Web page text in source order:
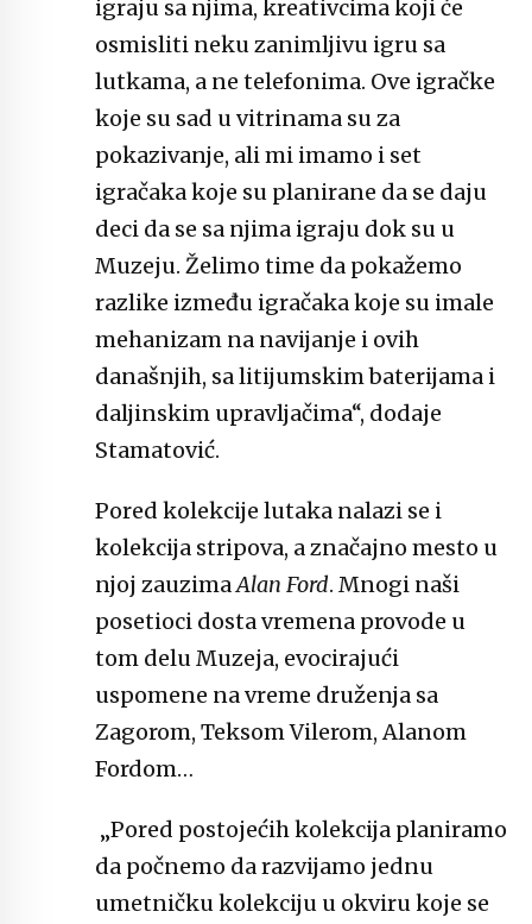
igraju sa njima, kreativcima koji će
osmisliti neku zanimljivu igru sa
lutkama, a ne telefonima. Ove igračke
koje su sad u vitrinama su za
pokazivanje, ali mi imamo i set
igračaka koje su planirane da se daju
deci da se sa njima igraju dok su u
Muzeju. Želimo time da pokažemo
razlike između igračaka koje su imale
mehanizam na navijanje i ovih
današnjih, sa litijumskim baterijama i
daljinskim upravljačima“, dodaje
Stamatović.
Pored kolekcije lutaka nalazi se i
kolekcija stripova, a značajno mesto u
njoj zauzimaAlan Ford. Mnogi naši
posetioci dosta vremena provode u
tom delu Muzeja, evocirajući
uspomene na vreme druženja sa
Zagorom, Teksom Vilerom, Alanom
Fordom…
„Pored postojećih kolekcija planiramo
da počnemo da razvijamo jednu
umetničku kolekciju u okviru koje se